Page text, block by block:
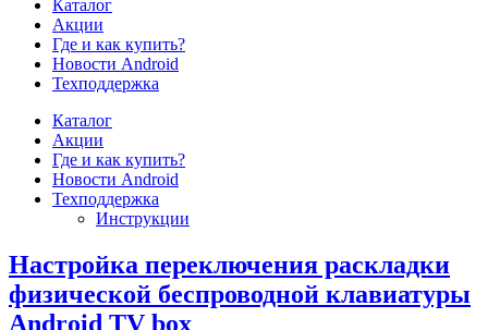
Каталог
Акции
Где и как купить?
Новости Android
Техподдержка
Каталог
Акции
Где и как купить?
Новости Android
Техподдержка
Инструкции
Настройка переключения раскладки
физической беспроводной клавиатуры
Android TV box